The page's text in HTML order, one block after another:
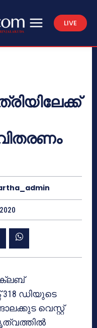
LIVE
ക്ലബ്
318 ഡിയുടെ
വെസ്റ്റ്